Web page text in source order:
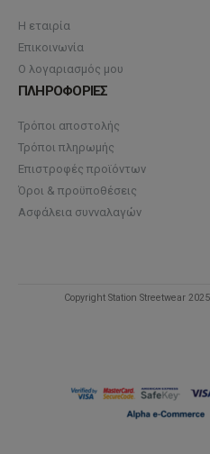
Η εταιρία
Επικοινωνία
Ο λογαριασμός μου
ΠΛΗΡΟΦΟΡΙΕΣ
Τρόποι αποστολής
Τρόποι πληρωμής
Επιστροφές προϊόντων
Όροι & προϋποθέσεις
Ασφάλεια συνναλαγών
Copyright Station Streetwear